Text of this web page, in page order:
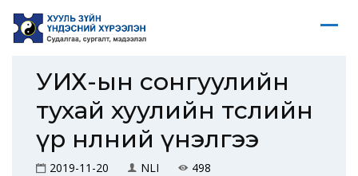
УИХ-ын сонгуулийн
тухай хуулийн төслийн
үр нөлөөний үнэлгээ
2019-11-20 NLI 498